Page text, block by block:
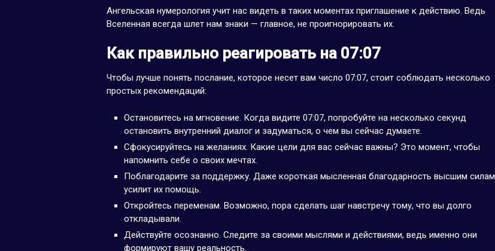
Ангельская нумерология учит нас видеть в таких моментах приглашение к действию. Ведь
Вселенная всегда шлет нам знаки — главное, не проигнорировать их.
Как правильно реагировать на 07:07
Чтобы лучше понять послание, которое несет вам число 07:07, стоит соблюдать несколько
простых рекомендаций:
Остановитесь на мгновение. Когда видите 07:07, попробуйте на несколько секунд
остановить внутренний диалог и задуматься, о чем вы сейчас думаете.
Сфокусируйтесь на желаниях. Какие цели для вас сейчас важны? Это момент, чтобы
напомнить себе о своих мечтах.
Поблагодарите за поддержку. Даже короткая мысленная благодарность высшим силам
усилит их помощь.
Откройтесь переменам. Возможно, пора сделать шаг навстречу тому, что вы долго
откладывали.
Действуйте осознанно. Следите за своими мыслями и действиями, ведь именно они
формируют вашу реальность.